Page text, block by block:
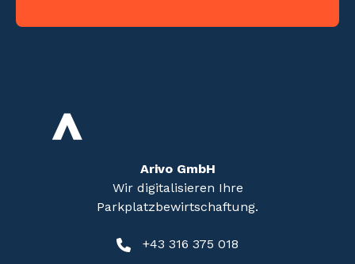
Arivo GmbH
Wir digitalisieren Ihre
Parkplatzbewirtschaftung.
+43 316 375 018